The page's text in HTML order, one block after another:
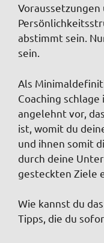
Voraussetzungen
abstimmt sein.
sein.
Als
Coaching
angelehnt vor,
ist, womit du
und ihnen somit
durch deine
gesteckten Ziele
Wie kannst du
Tipps, die du